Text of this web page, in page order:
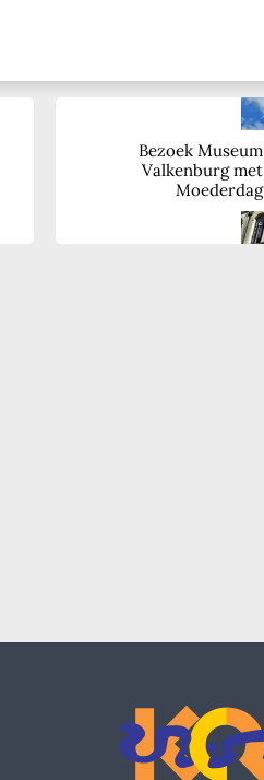
Bezoek Museum
Valkenburg met
Moederdag